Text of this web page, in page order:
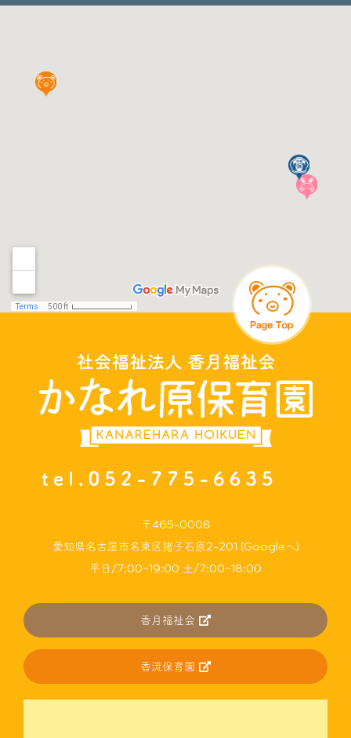
〒465-0008
愛知県名古屋市名東区猪子石原2-201 (Googleへ)
平日/7:00~19:00 土/7:00~18:00
香月福祉会
香流保育園